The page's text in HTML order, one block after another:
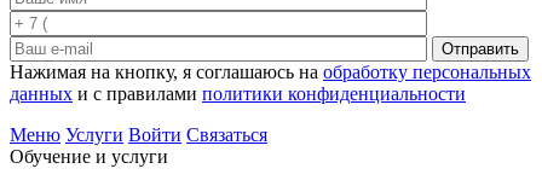
Отправить
Нажимая на кнопку, я соглашаюсь на обработку персональных
данных и с правилами политики конфиденциальности
Меню Услуги Войти Связаться
Обучение и услуги